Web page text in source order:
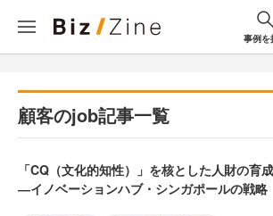
事例を
顧客のjob記事一覧
「CQ（文化的知性）」を核とした人財の育成
―イノベーションハブ・シンガポールの戦略